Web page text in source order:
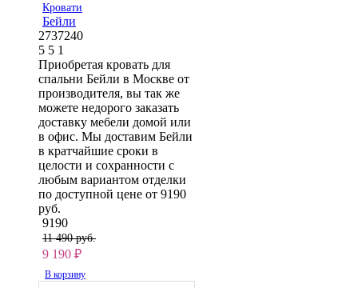
Кровати
Бейли
2737240
5 5 1
Приобретая кровать для
спальни Бейли в Москве от
производителя, вы так же
можете недорого заказать
доставку мебели домой или
в офис. Мы доставим Бейли
в кратчайшие сроки в
целости и сохранности с
любым вариантом отделки
по доступной цене от 9190
руб.
9190
11 490 руб.
9 190 ₽
В корзину